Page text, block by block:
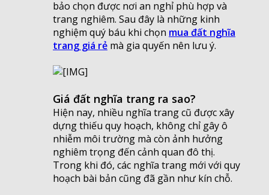
bảo chọn được nơi an nghỉ phù hợp và
trang nghiêm. Sau đây là những kinh
nghiệm quý báu khi chọn mua đất nghĩa
trang giá rẻ mà gia quyến nên lưu ý.
Giá đất nghĩa trang ra sao?
Hiện nay, nhiều nghĩa trang cũ được xây
dựng thiếu quy hoạch, không chỉ gây ô
nhiễm môi trường mà còn ảnh hưởng
nghiêm trọng đến cảnh quan đô thị.
Trong khi đó, các nghĩa trang mới với quy
hoạch bài bản cũng đã gần như kín chỗ.